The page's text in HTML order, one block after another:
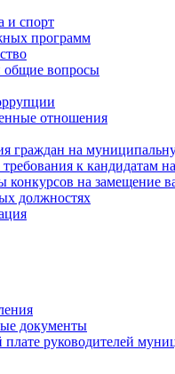
и спорт
программ
общие вопросы
отношения
граждан на
к кандидатам
конкурсов на замещение
должностях
документы
руководителей